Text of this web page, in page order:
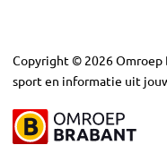
Copyright © 2026Omroep
sport en informatie uit